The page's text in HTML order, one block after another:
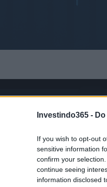
Investindo365 -
If you wish to opt-out
sensitive information
confirm your
continue seeing
information disclosed